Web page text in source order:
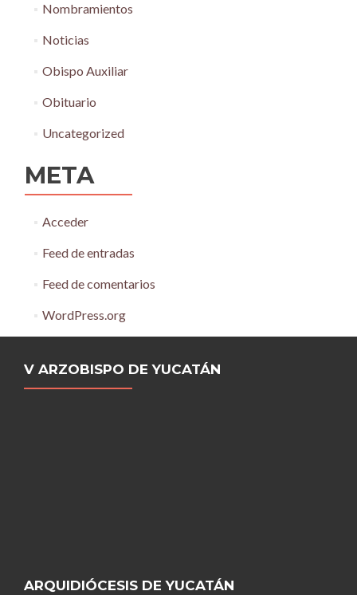
Nombramientos
Noticias
Obispo Auxiliar
Obituario
Uncategorized
META
Acceder
Feed de entradas
Feed de comentarios
WordPress.org
V ARZOBISPO DE YUCATÁN
ARQUIDIÓCESIS DE YUCATÁN